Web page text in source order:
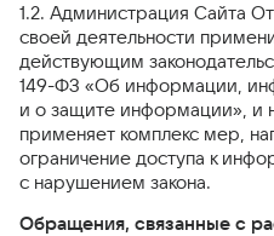
1.2. Администрация Сайта
своей деятельности
действующим
149-ФЗ «Об информации,
и о защите информации», и
применяет комплекс мер,
ограничение доступа к
с нарушением закона.
Обращения, связанные с